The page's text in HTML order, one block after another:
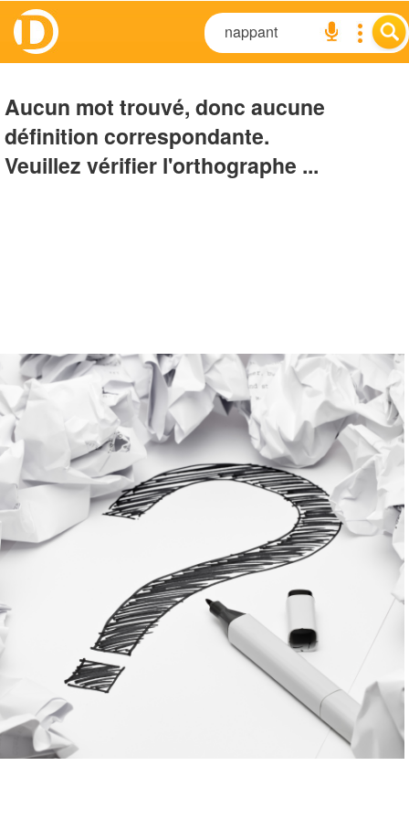
Aucun mot trouvé, donc aucune
définition correspondante.
Veuillez vérifier l'orthographe ...